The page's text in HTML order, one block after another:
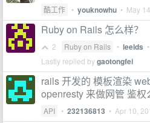
酷工作 • youknowhu • May
Ruby on Rails 怎么样？
2 Ruby on Rails • leelds •
Lastly replied bygaotongfei
rails 开发的 模板渲染
openresty 来做网管 鉴权
API • 232136813 • Apr 10,